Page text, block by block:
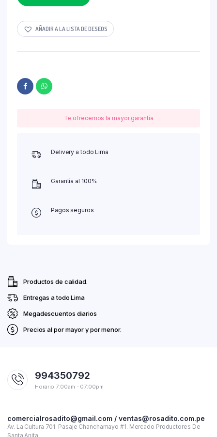
AÑADIR A LA LISTA DE DESEOS
Te ofrecemos la mayor garantía
Delivery a todo Lima
Garantía al 100%
Pagos seguros
Productos de calidad.
Entregas a todo Lima
Megadescuentos diarios
Precios al por mayor y por menor.
994350792
Horario 7:00am - 07:00pm
comercialrosadito@gmail.com / ventas@rosadito.com.pe
Av. La Cultura 701. Pasaje Chanchamayo #1. Mercado Productores De
Santa Anita.